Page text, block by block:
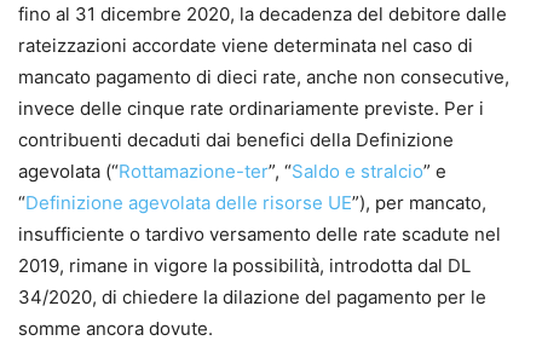
fino al 31 dicembre 2020, la decadenza del debitore dalle
rateizzazioni accordate viene determinata nel caso di
mancato pagamento di dieci rate, anche non consecutive,
invece delle cinque rate ordinariamente previste. Per i
contribuenti decaduti dai benefici della Definizione
agevolata (“Rottamazione-ter”, “Saldo e stralcio” e
“Definizione agevolata delle risorse UE”), per mancato,
insufficiente o tardivo versamento delle rate scadute nel
2019, rimane in vigore la possibilità, introdotta dal DL
34/2020, di chiedere la dilazione del pagamento per le
somme ancora dovute.